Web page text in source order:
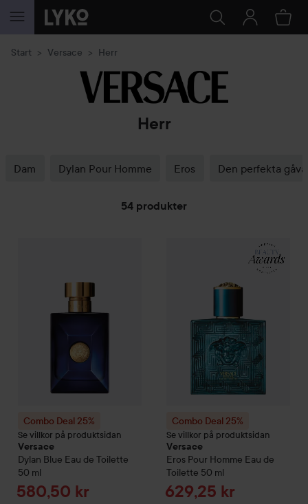
HOPPA TILL INNEHÅLLET
Start Versace Herr
Herr
Dam Dylan Pour Homme Eros Den perfekta
54 produkter
Combo Deal 25%
Se villkor på produktsidan
Versace
Dylan Blue Eau de Toilette
50 ml
Reapris
580,50 kr
Dylan Blue Eau de Toilette50 ml
Combo Deal 25%
Se villkor på produktsidan
Versace
Eros Pour Homme Eau de
Toilette 50 ml
Reapris
629,25 kr
Versace